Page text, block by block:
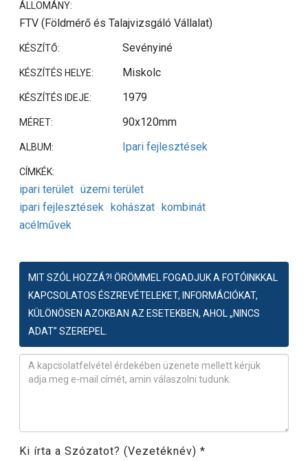
ÁLLOMÁNY:
FTV (Földmérő és Talajvizsgáló Vállalat)
KÉSZÍTŐ: Sevényiné
KÉSZÍTÉS HELYE: Miskolc
KÉSZÍTÉS IDEJE: 1979
MÉRET: 90x120mm
ALBUM: Ipari fejlesztések
CÍMKÉK:
ipari terület üzemi terület
ipari fejlesztések kohászat kombinát
acélművek
MIT SZÓL HOZZÁ?! ÖRÖMMEL FOGADJUK A FOTÓINKKAL
KAPCSOLATOS ÉSZREVÉTELEKET, INFORMÁCIÓKAT,
KÜLÖNÖSEN AZOKBAN AZ ESETEKBEN, AHOL „NINCS
ADAT” SZEREPEL.
Ki írta a Szózatot? (Vezetéknév) *